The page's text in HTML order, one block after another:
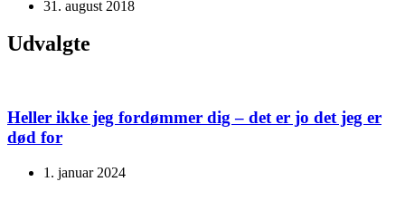
31. august 2018
Udvalgte
Heller ikke jeg fordømmer dig – det er jo det jeg er
død for
1. januar 2024